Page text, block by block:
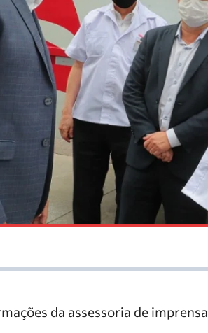
da assessoria de imprensa